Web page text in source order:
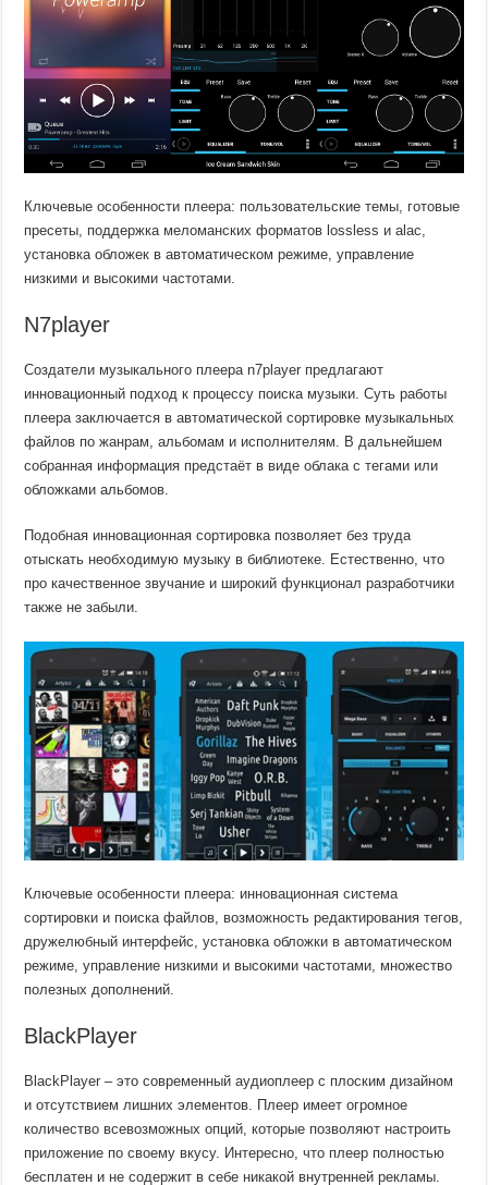
Ключевые особенности плеера: пользовательские темы, готовые
пресеты, поддержка меломанских форматов lossless и alac,
установка обложек в автоматическом режиме, управление
низкими и высокими частотами.
N7player
Создатели музыкального плеера n7player предлагают
инновационный подход к процессу поиска музыки. Суть работы
плеера заключается в автоматической сортировке музыкальных
файлов по жанрам, альбомам и исполнителям. В дальнейшем
собранная информация предстаёт в виде облака с тегами или
обложками альбомов.
Подобная инновационная сортировка позволяет без труда
отыскать необходимую музыку в библиотеке. Естественно, что
про качественное звучание и широкий функционал разработчики
также не забыли.
Ключевые особенности плеера: инновационная система
сортировки и поиска файлов, возможность редактирования тегов,
дружелюбный интерфейс, установка обложки в автоматическом
режиме, управление низкими и высокими частотами, множество
полезных дополнений.
BlackPlayer
BlackPlayer – это современный аудиоплеер с плоским дизайном
и отсутствием лишних элементов. Плеер имеет огромное
количество всевозможных опций, которые позволяют настроить
приложение по своему вкусу. Интересно, что плеер полностью
бесплатен и не содержит в себе никакой внутренней рекламы.